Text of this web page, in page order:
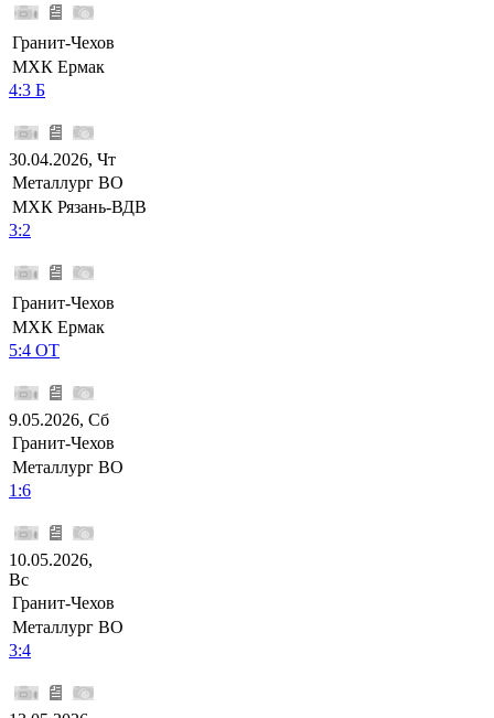
Гранит-Чехов
МХК Ермак
4:3 Б
30.04.2026, Чт
Металлург ВО
МХК Рязань-ВДВ
3:2
Гранит-Чехов
МХК Ермак
5:4 ОТ
9.05.2026, Сб
Гранит-Чехов
Металлург ВО
1:6
10.05.2026,
Вс
Гранит-Чехов
Металлург ВО
3:4